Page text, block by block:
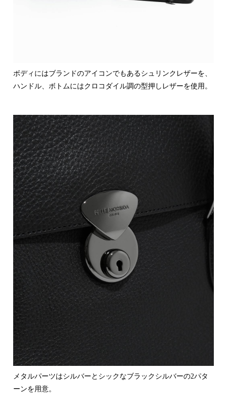
ボディにはブランドのアイコンでもあるシュリンクレザーを、
ハンドル、ボトムにはクロコダイル調の型押しレザーを使用。
メタルパーツはシルバーとシックなブラックシルバーの2パタ
ーンを用意。